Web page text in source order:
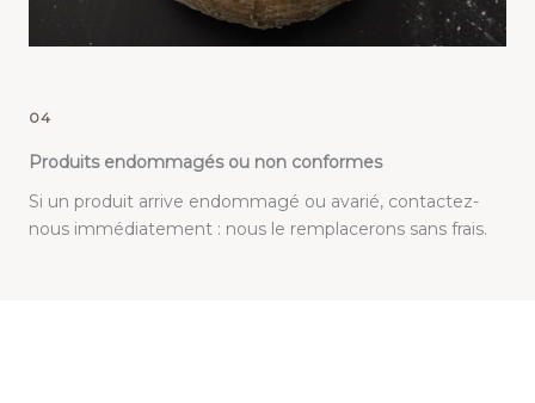
04
Produits endommagés ou non conformes
Si un produit arrive endommagé ou avarié, contactez-
nous immédiatement : nous le remplacerons sans frais.